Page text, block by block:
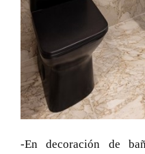
-En decoración de